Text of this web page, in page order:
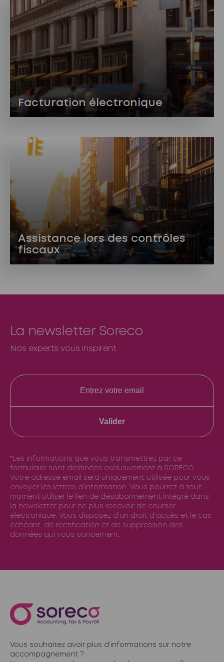
Facturation électronique
Assistance lors des contrôles
fiscaux
La newsletter Soreco
Nos experts vous inspirent.
Valider
*Les informations que vous transmettrez par ce
formulaire sont destinées exclusivement à SORECO.
Votre adresse email sera uniquement utilisée pour vous
envoyer les lettres d’information. Vous pourrez à tout
moment utiliser le lien de désabonnement intégré dans
la newsletter pour ne plus recevoir de courrier
électronique. Vous disposez d’un droit d’accès et le cas
échéant, de rectification et de suppression des
données qui vous concernent.
Vous souhaitez avoir plus d’informations sur notre
accompagnement ?